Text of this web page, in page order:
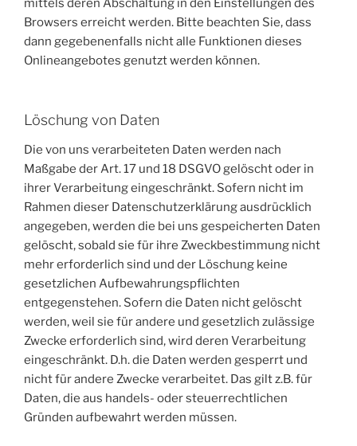
mittels deren Abschaltung in den Einstellungen des
Browsers erreicht werden. Bitte beachten Sie, dass
dann gegebenenfalls nicht alle Funktionen dieses
Onlineangebotes genutzt werden können.
Löschung von Daten
Die von uns verarbeiteten Daten werden nach
Maßgabe der Art. 17 und 18 DSGVO gelöscht oder in
ihrer Verarbeitung eingeschränkt. Sofern nicht im
Rahmen dieser Datenschutzerklärung ausdrücklich
angegeben, werden die bei uns gespeicherten Daten
gelöscht, sobald sie für ihre Zweckbestimmung nicht
mehr erforderlich sind und der Löschung keine
gesetzlichen Aufbewahrungspflichten
entgegenstehen. Sofern die Daten nicht gelöscht
werden, weil sie für andere und gesetzlich zulässige
Zwecke erforderlich sind, wird deren Verarbeitung
eingeschränkt. D.h. die Daten werden gesperrt und
nicht für andere Zwecke verarbeitet. Das gilt z.B. für
Daten, die aus handels- oder steuerrechtlichen
Gründen aufbewahrt werden müssen.